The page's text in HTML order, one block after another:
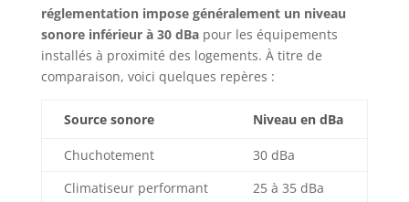
réglementation impose généralement un niveau
sonore inférieur à 30 dBapour les équipements
installés à proximité des logements. À titre de
comparaison, voici quelques repères :
Source sonore Niveau en dBa
Chuchotement
30 dBa
Climatiseur performant
25 à 35 dBa